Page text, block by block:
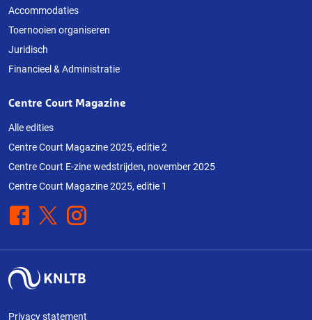
Accommodaties
Toernooien organiseren
Juridisch
Financieel & Administratie
Centre Court Magazine
Alle edities
Centre Court Magazine 2025, editie 2
Centre Court E-zine wedstrijden, november 2025
Centre Court Magazine 2025, editie 1
Facebook
X Instagram
Privacy statement